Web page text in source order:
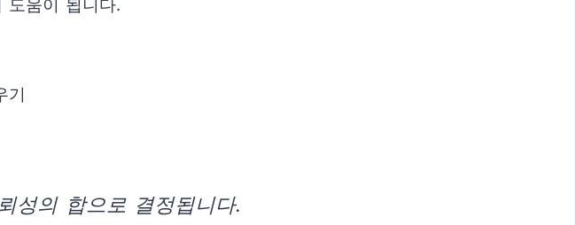
도움이 됩니다.
기
성의 합으로 결정됩니다.